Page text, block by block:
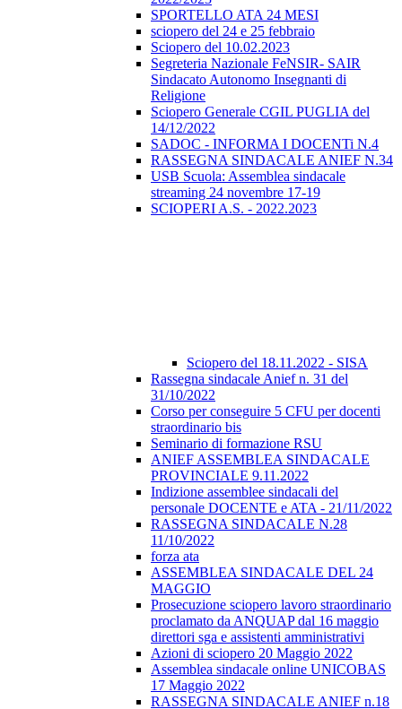
SPORTELLO ATA 24 MESI
sciopero del 24 e 25 febbraio
Sciopero del 10.02.2023
Segreteria Nazionale FeNSIR- SAIR
Sindacato Autonomo Insegnanti di
Religione
Sciopero Generale CGIL PUGLIA del
14/12/2022
SADOC - INFORMA I DOCENTi N.4
RASSEGNA SINDACALE ANIEF N.34
USB Scuola: Assemblea sindacale
streaming 24 novembre 17-19
SCIOPERI A.S. - 2022.2023
Sciopero del 18.11.2022 - SISA
Rassegna sindacale Anief n. 31 del
31/10/2022
Corso per conseguire 5 CFU per docenti
straordinario bis
Seminario di formazione RSU
ANIEF ASSEMBLEA SINDACALE
PROVINCIALE 9.11.2022
Indizione assemblee sindacali del
personale DOCENTE e ATA - 21/11/2022
RASSEGNA SINDACALE N.28
11/10/2022
forza ata
ASSEMBLEA SINDACALE DEL 24
MAGGIO
Prosecuzione sciopero lavoro straordinario
proclamato da ANQUAP dal 16 maggio
direttori sga e assistenti amministrativi
Azioni di sciopero 20 Maggio 2022
Assemblea sindacale online UNICOBAS
17 Maggio 2022
RASSEGNA SINDACALE ANIEF n.18